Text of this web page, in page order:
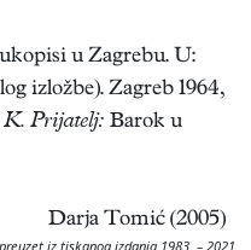
u Zagrebu. U:
izložbe). Zagreb 1964,
K. Prijatelj: Barok u
Darja Tomić (2005)
iz tiskanog izdanja 1983. – 2021.